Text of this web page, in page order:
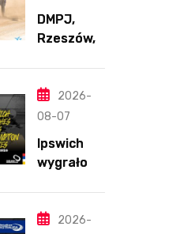
Bikernieku
DMPJ,
Rzeszów,
wa,
5.06.2026
2026-
08-07
Ipswich
wygrało z
pomimo
2026-